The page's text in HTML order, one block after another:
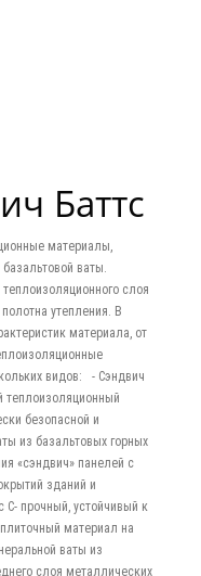
Баттс
материалы,
ваты.
слоя
утепления. В
материала, от
видов: - Сэндвич
теплоизоляционный
безопасной и
из базальтовых горных
«сэндвич» панелей с
зданий и
С- прочный, устойчивый к
материал на
ваты из
слоя металлических